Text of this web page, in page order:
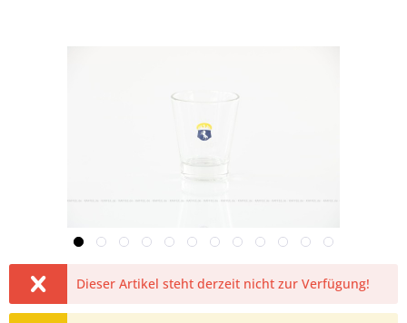
Dieser Artikel steht derzeit nicht zur Verfügung!